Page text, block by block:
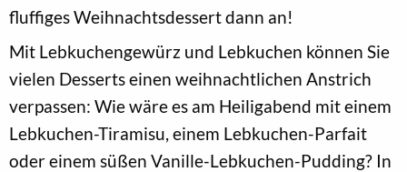
fluffiges Weihnachtsdessert dann an!
Mit Lebkuchengewürz und Lebkuchen können Sie
vielen Desserts einen weihnachtlichen Anstrich
verpassen: Wie wäre es am Heiligabend mit einem
Lebkuchen-Tiramisu, einem Lebkuchen-Parfait
oder einem süßen Vanille-Lebkuchen-Pudding? In